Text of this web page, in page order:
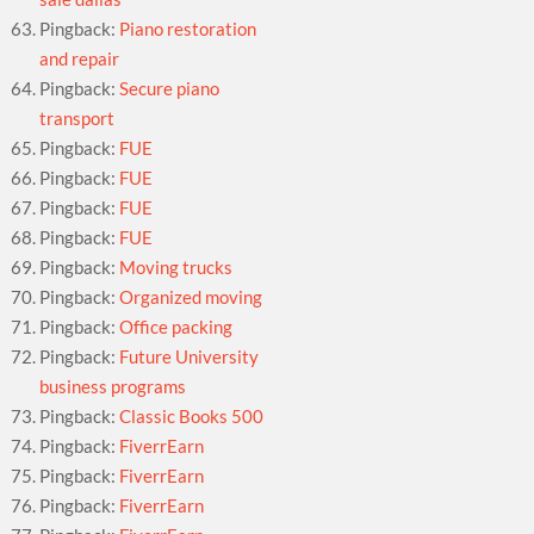
Pingback: Piano restoration
and repair
Pingback:Secure piano
transport
Pingback: FUE
Pingback: FUE
Pingback: FUE
Pingback: FUE
Pingback: Moving trucks
Pingback:Organized moving
Pingback:Office packing
Pingback: Future University
business programs
Pingback:Classic Books 500
Pingback: FiverrEarn
Pingback: FiverrEarn
Pingback: FiverrEarn